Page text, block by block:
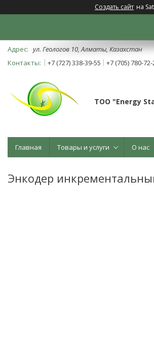
Создать сайт на
ул. Геологов 10, Алматы, Казахстан
+7 (727) 338-39-55
+7 (705) 780-
ТОО "Energy
Главная Товары и услуги О нас
Энкодер